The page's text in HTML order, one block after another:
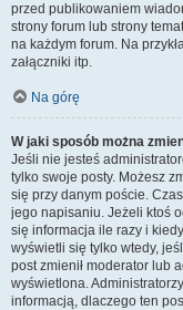
przed publikowaniem
strony forum lub strony
na każdym forum. Na
załączniki itp.
Na górę
W jaki sposób można
Jeśli nie jesteś
tylko swoje posty. Możesz
się przy danym poście.
jego napisaniu. Jeżeli ktoś
się informacja ile razy i
wyświetli się tylko wtedy,
post zmienił moderator lub
wyświetlona.
informacją, dlaczego ten